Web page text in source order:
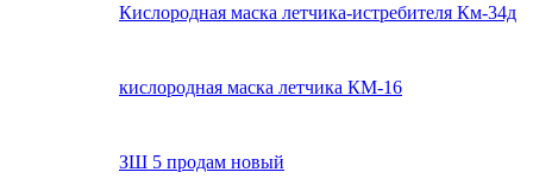
Кислородная маска летчика-истребителя Км-34д
кислородная маска летчика КМ-16
ЗШ 5 продам новый